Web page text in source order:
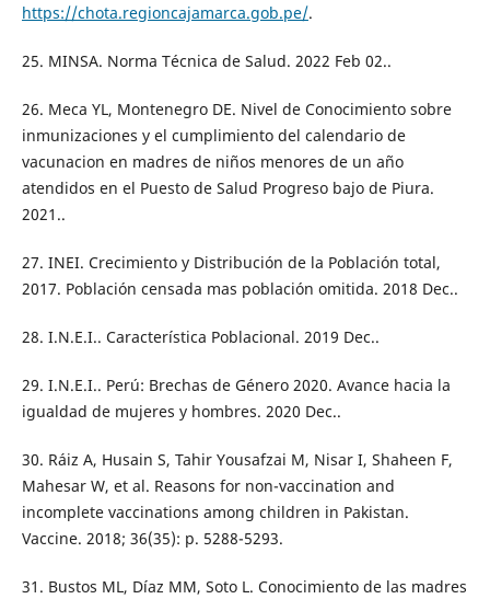
https://chota.regioncajamarca.gob.pe/.
25. MINSA. Norma Técnica de Salud. 2022 Feb 02..
26. Meca YL, Montenegro DE. Nivel de Conocimiento sobre
inmunizaciones y el cumplimiento del calendario de
vacunacion en madres de niños menores de un año
atendidos en el Puesto de Salud Progreso bajo de Piura.
2021..
27. INEI. Crecimiento y Distribución de la Población total,
2017. Población censada mas población omitida. 2018 Dec..
28. I.N.E.I.. Característica Poblacional. 2019 Dec..
29. I.N.E.I.. Perú: Brechas de Género 2020. Avance hacia la
igualdad de mujeres y hombres. 2020 Dec..
30. Ráiz A, Husain S, Tahir Yousafzai M, Nisar I, Shaheen F,
Mahesar W, et al. Reasons for non-vaccination and
incomplete vaccinations among children in Pakistan.
Vaccine. 2018; 36(35): p. 5288-5293.
31. Bustos ML, Díaz MM, Soto L. Conocimiento de las madres